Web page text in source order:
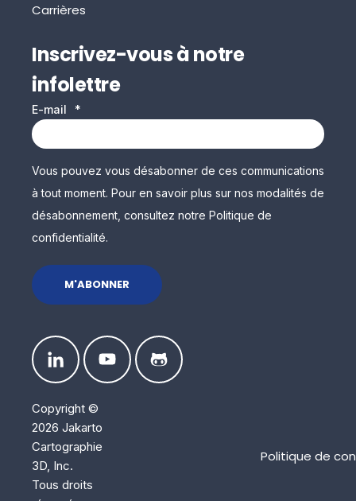
Carrières
Inscrivez-vous à notre
infolettre
E-mail *
Vous pouvez vous désabonner de ces communications
à tout moment. Pour en savoir plus sur nos modalités de
désabonnement, consultez notre Politique de
confidentialité.
Copyright ©
2026 Jakarto
Cartographie
3D, Inc.
Tous droits
Politique de